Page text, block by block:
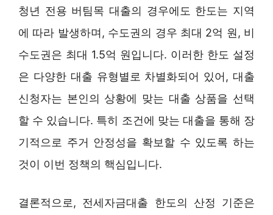
청년 전용 버팀목 대출의 경우에도 한도는 지역
에 따라 발생하며, 수도권의 경우 최대 2억 원, 비
수도권은 최대 1.5억 원입니다. 이러한 한도 설정
은 다양한 대출 유형별로 차별화되어 있어, 대출
신청자는 본인의 상황에 맞는 대출 상품을 선택
할 수 있습니다. 특히 조건에 맞는 대출을 통해 장
기적으로 주거 안정성을 확보할 수 있도록 하는
것이 이번 정책의 핵심입니다.
결론적으로, 전세자금대출 한도의 산정 기준은